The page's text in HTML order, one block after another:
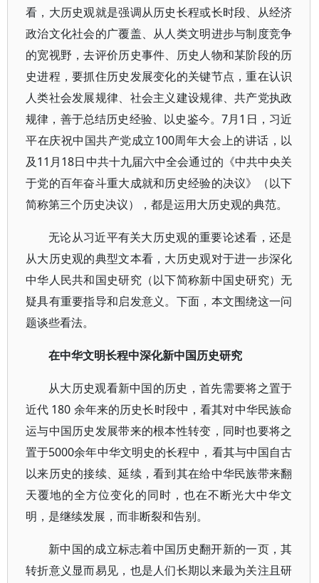
看，大历史观就是强调从历史长程或长时段、从经济
政治文化社会的广覆盖、从人类文明进步与制度竞争
的宽视野，去评价历史事件、历史人物和某阶段的历
史进程，要抓住历史发展变化的关键节点，重在认识
人类社会发展规律、社会主义建设规律、共产党执政
规律，善于总结历史经验、以史鉴今。7月1日，习近
平在庆祝中国共产党成立100周年大会上的讲话，以
及11月18日中共十九届六中全会通过的《中共中央关
于党的百年奋斗重大成就和历史经验的决议》（以下
简称第三个历史决议），都是运用大历史观的典范。
无论从习近平有关大历史观的重要论述看，还是
从大历史观的典型文本看，大历史观对于进一步深化
中华人民共和国史研究（以下简称新中国史研究）无
疑具有重要指导和启发意义。下面，本文围绕这一问
题谈些看法。
在中华文明长程中深化新中国历史研究
从大历史观看新中国的历史，首先需要将之置于
近代 180 余年来的历史长时段中，看其对中华民族命
运与中国历史发展带来的根本性转变，同时也要将之
置于5000余年中华文明史的长程中，看其与中国自古
以来历史的接续、延续，看到其在给中华民族带来翻
天覆地的全方位变化的同时，也在不断光大中华文
明，是继续发展，而非断裂和告别。
新中国的成立标志着中国历史翻开新的一页，其
转折意义显而易见，也是人们长期以来最为关注且研